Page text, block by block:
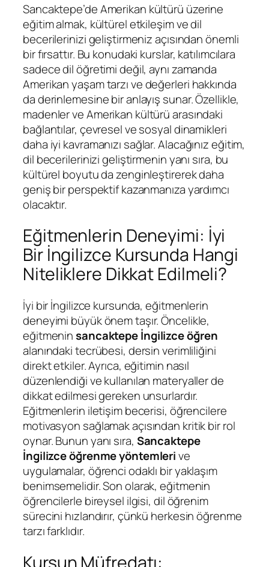
Sancaktepe’de Amerikan kültürü üzerine
eğitim almak, kültürel etkileşim ve dil
becerilerinizi geliştirmeniz açısından önemli
bir fırsattır. Bu konudaki kurslar, katılımcılara
sadece dil öğretimi değil, aynı zamanda
Amerikan yaşam tarzı ve değerleri hakkında
da derinlemesine bir anlayış sunar. Özellikle,
madenler ve Amerikan kültürü arasındaki
bağlantılar, çevresel ve sosyal dinamikleri
daha iyi kavramanızı sağlar. Alacağınız eğitim,
dil becerilerinizi geliştirmenin yanı sıra, bu
kültürel boyutu da zenginleştirerek daha
geniş bir perspektif kazanmanıza yardımcı
olacaktır.
Eğitmenlerin Deneyimi: İyi
Bir İngilizce Kursunda Hangi
Niteliklere Dikkat Edilmeli?
İyi bir İngilizce kursunda, eğitmenlerin
deneyimi büyük önem taşır. Öncelikle,
eğitmeninsancaktepe İngilizce öğren
alanındaki tecrübesi, dersin verimliliğini
direkt etkiler. Ayrıca, eğitimin nasıl
düzenlendiği ve kullanılan materyaller de
dikkat edilmesi gereken unsurlardır.
Eğitmenlerin iletişim becerisi, öğrencilere
motivasyon sağlamak açısından kritik bir rol
oynar. Bunun yanı sıra, Sancaktepe
İngilizce öğrenme yöntemlerive
uygulamalar, öğrenci odaklı bir yaklaşım
benimsemelidir. Son olarak, eğitmenin
öğrencilerle bireysel ilgisi, dil öğrenim
sürecini hızlandırır, çünkü herkesin öğrenme
tarzı farklıdır.